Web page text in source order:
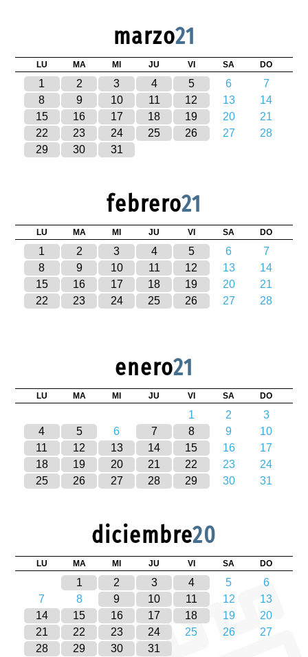
marzo21
LU MA MI JU VI SA DO
1 2 3 4 5 6
7
8
9 10 11 12 13
14
15
16 17 18 19 20
21
22
23 24 25 26 27
28
29
30 31
febrero21
LU MA MI JU VI SA DO
1 2 3 4 5 6
7
8
9 10 11 12 13
14
15
16 17 18 19 20
21
22
23 24 25 26 27 28
enero21
LU MA MI JU VI SA DO
1 2
3
4
5 6 7 8 9
10
11
12 13 14 15 16
17
18
19 20 21 22 23
24
25
26 27 28 29 30 31
diciembre20
LU MA MI JU VI SA DO
1 2 3 4 5
6
7
8 9 10 11 12
13
14
15 16 17 18 19
20
21
22 23 24 25 26
27
28
29 30 31